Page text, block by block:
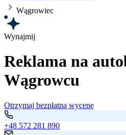
Wągrowiec
Wynajmij
Reklama na
Wągrowcu
Otrzymaj bezpłatną wycenę
+48 572 281 890